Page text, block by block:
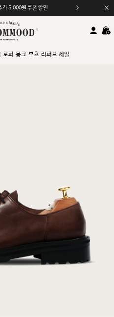
2,000원 할인
로퍼 몽크 부츠 리퍼브 세일